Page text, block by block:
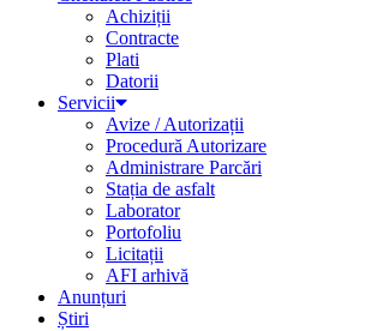
Achiziții
Contracte
Plati
Datorii
Servicii
Avize / Autorizații
Procedură Autorizare
Administrare Parcări
Stația de asfalt
Laborator
Portofoliu
Licitații
AFI arhivă
Anunțuri
Știri